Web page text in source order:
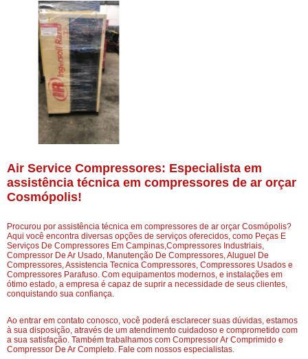
Air Service Compressores: Especialista em
assistência técnica em compressores de ar orçar
Cosmópolis!
Procurou por assistência técnica em compressores de ar orçar Cosmópolis?
Aqui você encontra diversas opções de serviços oferecidos, como Peças E
Serviços De Compressores Em Campinas,Compressores Industriais,
Compressor De Ar Usado, Manutenção De Compressores, Aluguel De
Compressores, Assistencia Tecnica Compressores, Compressores Usados e
Compressores Parafuso. Com equipamentos modernos, e instalações em
ótimo estado, a empresa é capaz de suprir a necessidade de seus clientes,
conquistando sua confiança.
Ao entrar em contato conosco, você poderá esclarecer suas dúvidas, estamos
à sua disposição, através de um atendimento cuidadoso e comprometido com
a sua satisfação. Também trabalhamos com Compressor Ar Comprimido e
Compressor De Ar Completo. Fale com nossos especialistas.